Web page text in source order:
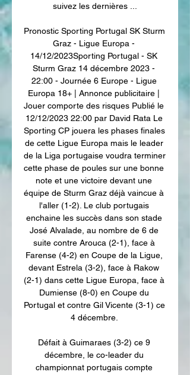
suivez les dernières ...
Pronostic Sporting Portugal SK Sturm
Graz - Ligue Europa -
14/12/2023Sporting Portugal - SK
Sturm Graz 14 décembre 2023 -
22:00 - Journée 6 Europe - Ligue
Europa 18+ | Annonce publicitaire |
Jouer comporte des risques Publié le
12/12/2023 22:00 par David Rata Le
Sporting CP jouera les phases finales
de cette Ligue Europa mais le leader
de la Liga portugaise voudra terminer
cette phase de poules sur une bonne
note et une victoire devant une
équipe de Sturm Graz déjà vaincue à
l'aller (1-2). Le club portugais
enchaine les succès dans son stade
José Alvalade, au nombre de 6 de
suite contre Arouca (2-1), face à
Farense (4-2) en Coupe de la Ligue,
devant Estrela (3-2), face à Rakow
(2-1) dans cette Ligue Europa, face à
Dumiense (8-0) en Coupe du
Portugal et contre Gil Vicente (3-1) ce
4 décembre.
Défait à Guimaraes (3-2) ce 9
décembre, le co-leader du
championnat portugais compte